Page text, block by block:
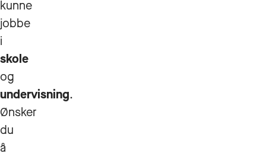
kunne
jobbe
i
skole
og
undervisning.
Ønsker
du
å